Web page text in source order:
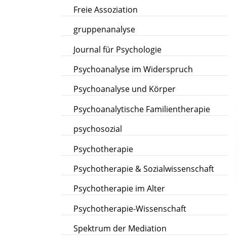
Freie Assoziation
gruppenanalyse
Journal für Psychologie
Psychoanalyse im Widerspruch
Psychoanalyse und Körper
Psychoanalytische Familientherapie
psychosozial
Psychotherapie
Psychotherapie & Sozialwissenschaft
Psychotherapie im Alter
Psychotherapie-Wissenschaft
Spektrum der Mediation